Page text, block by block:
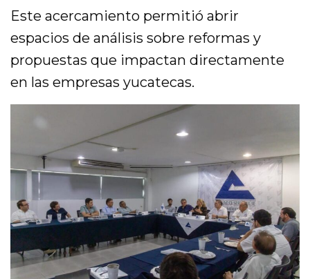
Este acercamiento permitió abrir
espacios de análisis sobre reformas y
propuestas que impactan directamente
en las empresas yucatecas.